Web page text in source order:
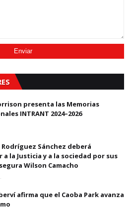
presenta las Memorias
INTRANT 2024–2026
Rodríguez Sánchez deberá
a la Justicia y a la sociedad por sus
Wilson Camacho
afirma que el Caoba Park avanza